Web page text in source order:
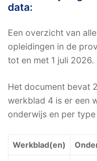
data:
Een overzicht van
opleidingen in de
tot en met 1 juli 2026.
Het document bevat
werkblad 4 is er een
onderwijs en per
Werkblad(en)